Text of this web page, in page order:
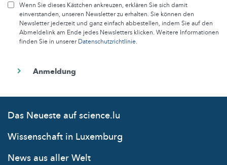
Wenn Sie dieses Kästchen ankreuzen, erklären Sie sich damit
einverstanden, unseren Newsletter zu erhalten. Sie können den
Newsletter jederzeit und ganz einfach abbestellen, indem Sie auf den
Abmeldelink am Ende jedes Newsletters klicken. Weitere Informationen
finden Sie in unsererDatenschutzrichtlinie.
Das Neueste auf science.lu
Wissenschaft in Luxemburg
News aus aller Welt